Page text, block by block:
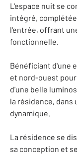
L'espace nuit se
intégré,
l'entrée, offrant
fonctionnelle.
Bénéficiant d'une
et nord-ouest
d'une belle
la résidence,
dynamique.
La résidence se
sa conception et